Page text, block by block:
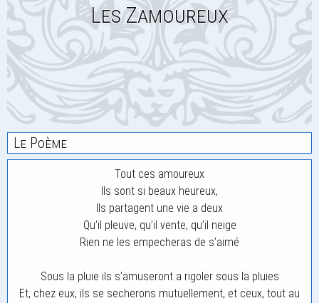
Les Zamoureux
Le Poème
Tout ces amoureux
Ils sont si beaux heureux,
Ils partagent une vie a deux
Qu’il pleuve, qu’il vente, qu’il neige
Rien ne les empecheras de s’aimé
Sous la pluie ils s’amuseront a rigoler sous la pluies
Et, chez eux, ils se secherons mutuellement, et ceux, tout au